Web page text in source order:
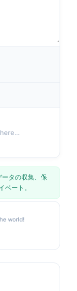
here…
ータの収集、保
ベート。
world!